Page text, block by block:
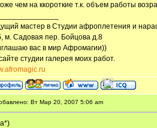
чем на ккороткие т.к. объем работы
мастер в Студии афроплетения и
м. Садовая пер. Бойцова д.8
вас в мир Афромагии))
студии галерея моих работ.
Вт Мар 20, 2007 5:06 am